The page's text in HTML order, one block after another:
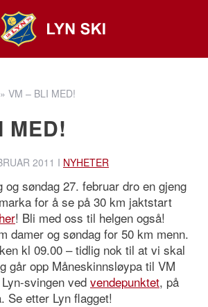
» VM – BLI MED!
MED!
2011 I NYHETER
og søndag 27. februar dro en gjeng
for å se på 30 km jaktstart
her! Bli med oss til helgen også!
damer og søndag for 50 km menn.
kl 09.00 – tidlig nok til at vi skal
går opp Måneskinnsløypa til VM
svingen ved vendepunktet, på
Se etter Lyn flagget!